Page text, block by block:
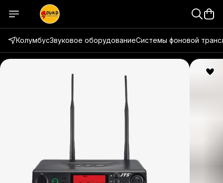
КолумбусЗвуковое оборудованиеСистемы фоновой